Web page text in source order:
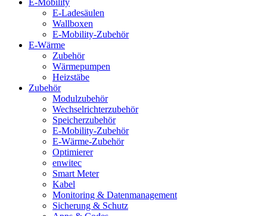
E-Ladesäulen
Wallboxen
E-Mobility-Zubehör
E-Wärme
Zubehör
Wärmepumpen
Heizstäbe
Zubehör
Modulzubehör
Wechselrichterzubehör
Speicherzubehör
E-Mobility-Zubehör
E-Wärme-Zubehör
Optimierer
enwitec
Smart Meter
Kabel
Monitoring & Datenmanagement
Sicherung & Schutz